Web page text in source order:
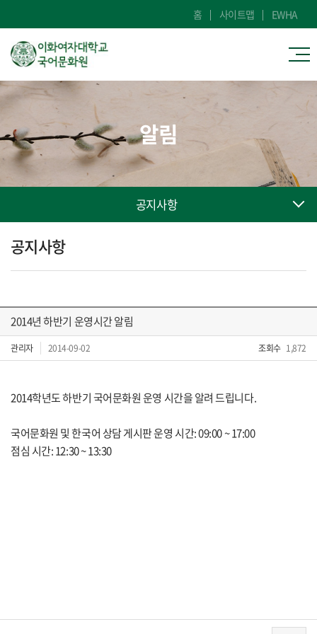
홈 사이트맵 EWHA
알림
공지사항
공지사항
2014년 하반기 운영시간 알림
관리자 2014-09-02 조회수 1,872
2014학년도 하반기 국어문화원 운영 시간을 알려 드립니다.
국어문화원 및 한국어 상담 게시판 운영 시간: 09:00 ~ 17:00
점심 시간: 12:30 ~ 13:30